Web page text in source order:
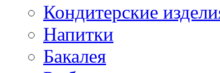
Кондитерские
Напитки
Бакалея